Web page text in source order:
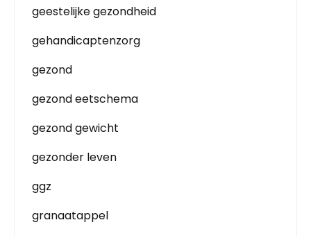
geestelijke gezondheid
gehandicaptenzorg
gezond
gezond eetschema
gezond gewicht
gezonder leven
ggz
granaatappel